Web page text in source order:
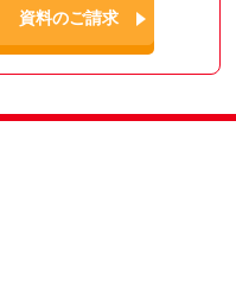
資料のご請求